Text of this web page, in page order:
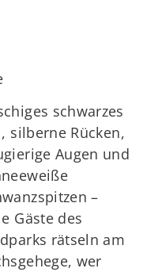
schwarzes
silberne Rücken,
Augen und
–
Gäste des
rätseln am
wer